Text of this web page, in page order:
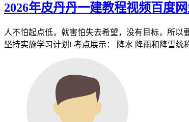
2026年皮丹丹一建教程视频百度
人不怕起点低，就害怕失去希望，没有目标，所以
坚持实施学习计划! 考点展示： 降水 降雨和降雪统